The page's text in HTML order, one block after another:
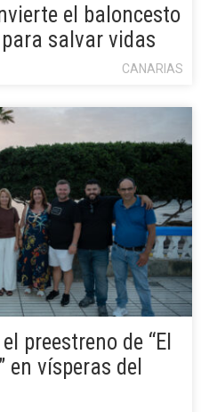
el baloncesto
salvar vidas
CANARIAS
preestreno de “El
en vísperas del